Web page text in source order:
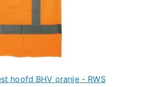
hoofd BHV oranje - RWS